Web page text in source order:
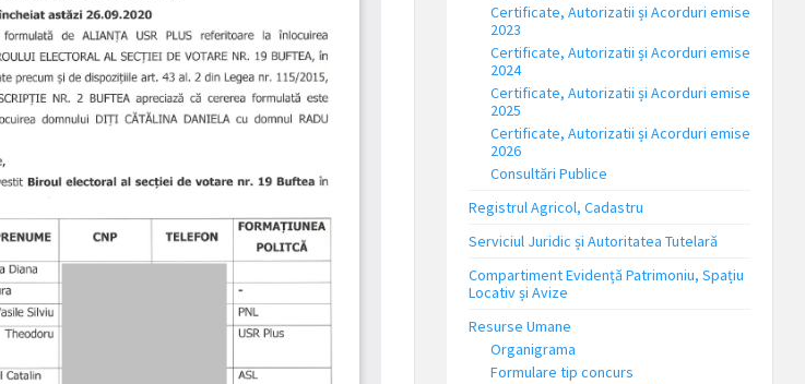
Certificate, Autorizatii și Acorduri emise
2023
Certificate, Autorizatii și Acorduri emise
2024
Certificate, Autorizatii și Acorduri emise
2025
Certificate, Autorizatii și Acorduri emise
2026
Consultări Publice
Registrul Agricol, Cadastru
Serviciul Juridic și Autoritatea Tutelară
Compartiment Evidență Patrimoniu, Spațiu
Locativ și Avize
Resurse Umane
Organigrama
Formulare tip concurs